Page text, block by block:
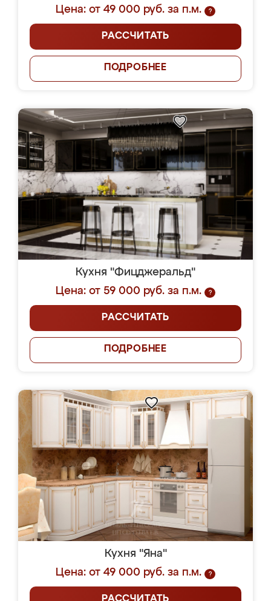
Цена: от 49 000 руб. за п.м.
?
РАССЧИТАТЬ
ПОДРОБНЕЕ
Кухня "Фицджеральд"
Цена: от 59 000 руб. за п.м.
?
РАССЧИТАТЬ
ПОДРОБНЕЕ
Кухня "Яна"
Цена: от 49 000 руб. за п.м.
?